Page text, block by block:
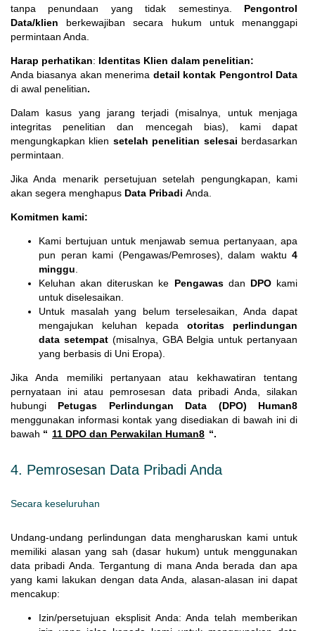
tanpa penundaan yang tidak semestinya. Pengontrol
Data/klien berkewajiban secara hukum untuk menanggapi
permintaan Anda.
Harap perhatikan: Identitas Klien dalam penelitian:
Anda biasanya akan menerima detail kontak Pengontrol Data
di awal penelitian.
Dalam kasus yang jarang terjadi (misalnya, untuk menjaga
integritas penelitian dan mencegah bias), kami dapat
mengungkapkan klien setelah penelitian selesai berdasarkan
permintaan.
Jika Anda menarik persetujuan setelah pengungkapan, kami
akan segera menghapus Data Pribadi Anda.
Komitmen kami:
Kami bertujuan untuk menjawab semua pertanyaan, apa
pun peran kami (Pengawas/Pemroses), dalam waktu 4
minggu
Keluhan akan diteruskan ke Pengawas dan DPO kami
untuk diselesaikan.
Untuk masalah yang belum terselesaikan, Anda dapat
mengajukan keluhan kepada otoritas perlindungan
data setempat (misalnya, GBA Belgia untuk pertanyaan
yang berbasis di Uni Eropa).
Jika Anda memiliki pertanyaan atau kekhawatiran tentang
pernyataan ini atau pemrosesan data pribadi Anda, silakan
hubungi Petugas Perlindungan Data (DPO) Human8
menggunakan informasi kontak yang disediakan di bawah ini di
bawah “ 11 DPO dan Perwakilan Human8 “.
4. Pemrosesan Data Pribadi Anda
Secara keseluruhan
Undang-undang perlindungan data mengharuskan kami untuk
memiliki alasan yang sah (dasar hukum) untuk menggunakan
data pribadi Anda. Tergantung di mana Anda berada dan apa
yang kami lakukan dengan data Anda, alasan-alasan ini dapat
mencakup:
Izin/persetujuan eksplisit Anda: Anda telah memberikan